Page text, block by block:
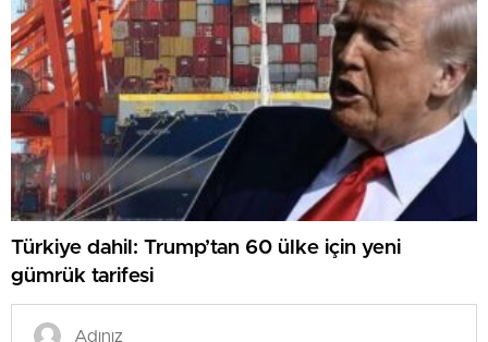
Türkiye dahil: Trump’tan 60 ülke için yeni
gümrük tarifesi